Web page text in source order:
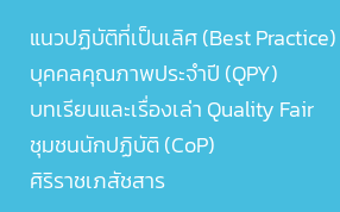
แนวปฏิบัติที่เป็นเลิศ (Best Practice)
บุคคลคุณภาพประจำปี (QPY)
บทเรียนและเรื่องเล่า Quality Fair
ชุมชนนักปฏิบัติ (CoP)
ศิริราชเภสัชสาร